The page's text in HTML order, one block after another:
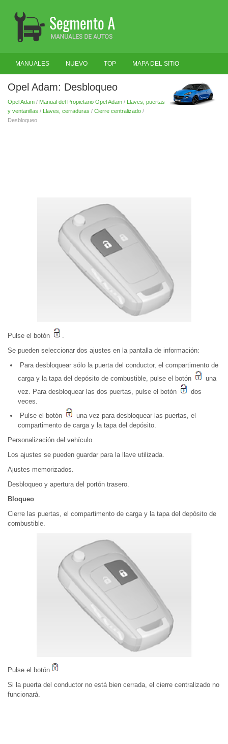
MANUALES NUEVO TOP MAPA DEL SITIO
BUSCAR
Opel Adam: Desbloqueo
Opel Adam / Manual del Propietario Opel Adam / Llaves, puertas
y ventanillas / Llaves, cerraduras / Cierre centralizado /
Desbloqueo
Pulse el botón
.
Se pueden seleccionar dos ajustes en la pantalla de información:
Para desbloquear sólo la puerta del conductor, el compartimento de
carga y la tapa del depósito de combustible, pulse el botón
una
vez. Para desbloquear las dos puertas, pulse el botón
dos
veces.
Pulse el botón
una vez para desbloquear las puertas, el
compartimento de carga y la tapa del depósito.
Personalización del vehículo.
Los ajustes se pueden guardar para la llave utilizada.
Ajustes memorizados.
Desbloqueo y apertura del portón trasero.
Bloqueo
Cierre las puertas, el compartimento de carga y la tapa del depósito de
combustible.
Pulse el botón
.
Si la puerta del conductor no está bien cerrada, el cierre centralizado no
funcionará.